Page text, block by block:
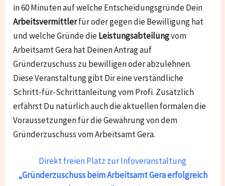
in 60 Minuten auf welche Entscheidungsgründe Dein
Arbeitsvermittlerfür oder gegen die Bewilligung hat
und welche Gründe dieLeistungsabteilungvom
Arbeitsamt Gera hat Deinen Antrag auf
Gründerzuschuss zu bewilligen oder abzulehnen.
Diese Veranstaltung gibt Dir eine verständliche
Schritt-für-Schrittanleitung vom Profi. Zusätzlich
erfährst Du natürlich auch die aktuellen formalen die
Voraussetzungen für die Gewährung von dem
Gründerzuschuss vom Arbeitsamt Gera.
Direkt freien Platz zur Infoveranstaltung
„Gründerzuschuss beim Arbeitsamt Gera erfolgreich